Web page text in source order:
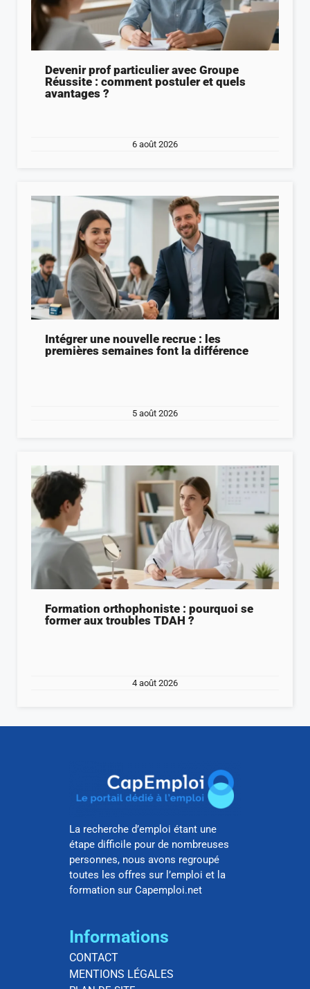
Devenir prof particulier avec Groupe
Réussite : comment postuler et quels
avantages ?
6 août 2026
Intégrer une nouvelle recrue : les
premières semaines font la différence
5 août 2026
Formation orthophoniste : pourquoi se
former aux troubles TDAH ?
4 août 2026
La recherche d’emploi étant une
étape difficile pour de nombreuses
personnes, nous avons regroupé
toutes les offres sur l’emploi et la
formation sur Capemploi.net
Informations
CONTACT
MENTIONS LÉGALES